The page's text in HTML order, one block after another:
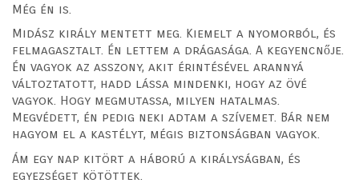
Még én is.
Midász király mentett meg. Kiemelt a nyomorból, és
felmagasztalt. Én lettem a drágasága. A kegyencnője.
Én vagyok az asszony, akit érintésével arannyá
változtatott, hadd lássa mindenki, hogy az övé
vagyok. Hogy megmutassa, milyen hatalmas.
Megvédett, én pedig neki adtam a szívemet. Bár nem
hagyom el a kastélyt, mégis biztonságban vagyok.
Ám egy nap kitört a háború a királyságban, és
egyezséget kötöttek.